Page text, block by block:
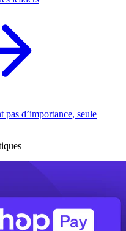
pas d’importance, seule